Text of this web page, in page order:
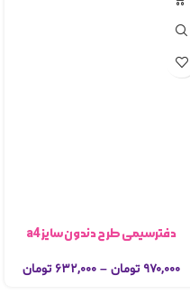
دفترسیمی طرح دندون سایز a4
۹۷۰,۰۰۰ تومان – ۶۳۲,۰۰۰ تومان